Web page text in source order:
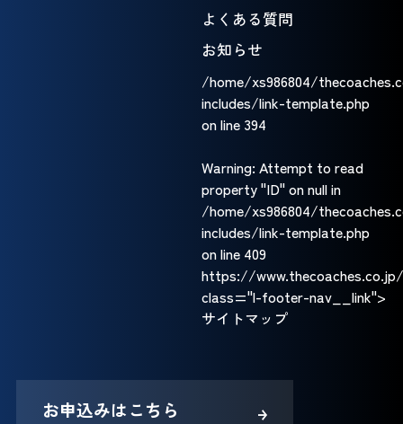
よくある質問
お知らせ
/home/xs986804/
includes/link-template.php
on line 394
Warning: Attempt to read
property "ID" on null in
/home/xs986804/
includes/link-template.php
on line 409
https://
class="l-footer-nav__link">
サイトマップ
お申込みはこちら